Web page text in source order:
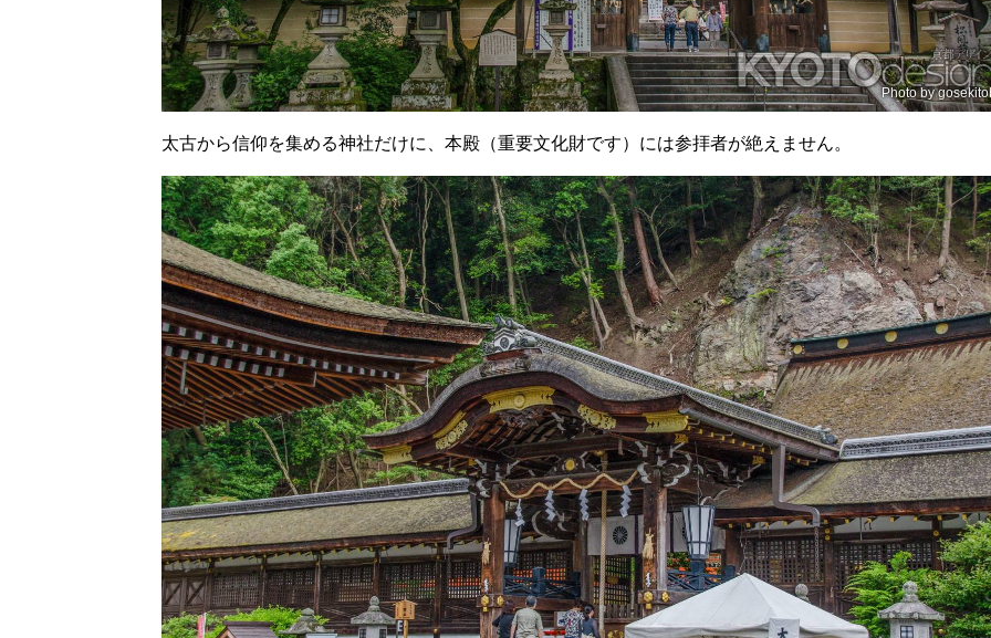
Photo by
太古から信仰を集める神社だけに、本殿（重要文化財です）には参拝者が絶えません。